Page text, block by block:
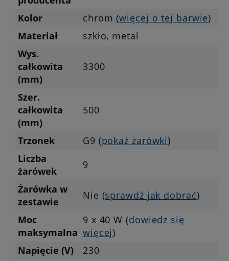
Kolor
chrom (więcej o tej barwie)
Materiał
szkło, metal
Wys.
całkowita
(mm)
3300
Szer.
całkowita
(mm)
500
Trzonek G9 (pokaż żarówki)
Liczba
żarówek
9
Żarówka w
zestawie
Nie (sprawdź jak dobrać)
Moc
maksymalna
9 x 40 W (dowiedz się
więcej)
Napięcie (V)
230